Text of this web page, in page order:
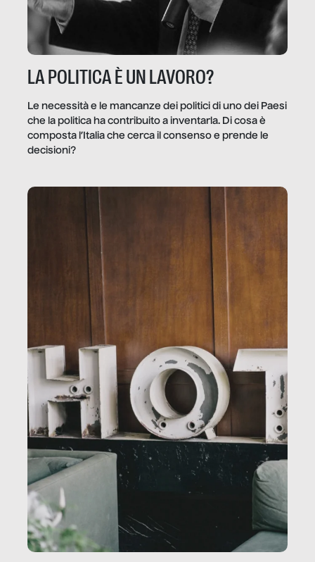
LA POLITICA È UN LAVORO?
Le necessità e le mancanze dei politici di uno dei Paesi
che la politica ha contribuito a inventarla. Di cosa è
composta l’Italia che cerca il consenso e prende le
decisioni?